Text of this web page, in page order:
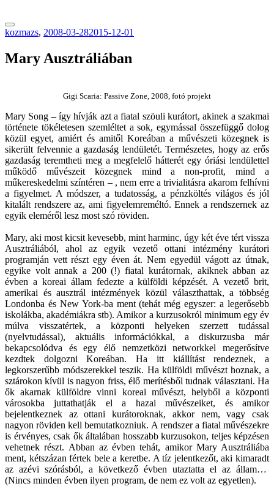
kozmazs, 2008-03-282015-12-01
Mary Ausztráliában
Gigi Scaria: Passive Zone, 2008, fotó projekt
Mary Song – így hívják azt a fiatal szöuli kurátort, akinek a szakmai
története tökéletesen szemléltet a sok, egymással összefüggő dolog
közül egyet, amiért és amitől Koreában a művészeti közegnek is
sikerült felvennie a gazdaság lendületét. Természetes, hogy az erős
gazdaság teremtheti meg a megfelelő hátterét egy óriási lendülettel
működő művészeit közegnek mind a non-profit, mind a
műkereskedelmi színtéren – , nem erre a trivialitásra akarom felhívni
a figyelmet. A módszer, a tudatosság, a pénzköltés világos és jól
kitalált rendszere az, ami figyelemreméltó. Ennek a rendszernek az
egyik eleméről lesz most szó röviden.
Mary, aki most kicsit kevesebb, mint harminc, úgy két éve tért vissza
Ausztráliából, ahol az egyik vezető ottani intézmény kurátori
programján vett részt egy éven át. Nem egyedül vágott az útnak,
egyike volt annak a 200 (!) fiatal kurátornak, akiknek abban az
évben a koreai állam fedezte a külföldi képzését. A vezető brit,
amerikai és ausztrál intézmények közül választhattak, a többség
Londonba és New York-ba ment (tehát még egyszer: a legerősebb
iskolákba, akadémiákra stb). Amikor a kurzusokról minimum egy év
múlva visszatértek, a központi helyeken szerzett tudással
(nyelvtudással), aktuális információkkal, a diskurzusba már
bekapcsolódva és egy élő nemzetközi networkkel megerősítve
kezdtek dolgozni Koreában. Ha itt kiállítást rendeznek, a
legkorszerűbb módszerekkel teszik. Ha külföldi művészt hoznak, a
sztárokon kívül is nagyon friss, élő merítésből tudnak választani. Ha
ők akarnak külföldre vinni koreai művészt, helyből a központi
városokba juttathatják el a hazai művészeiket, és amikor
bejelentkeznek az ottani kurátoroknak, akkor nem, vagy csak
nagyon röviden kell bemutatkozniuk. A rendszer a fiatal művészekre
is érvényes, csak ők általában hosszabb kurzusokon, teljes képzésen
vehetnek részt. Abban az évben tehát, amikor Mary Ausztráliába
ment, kétszázan fértek bele a keretbe. A tíz jelentkezőt, aki kimaradt
az azévi szórásból, a következő évben utaztatta el az állam…
(Nincs minden évben ilyen program, de nem ez volt az egyetlen).